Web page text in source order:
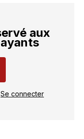
aux
Se connecter